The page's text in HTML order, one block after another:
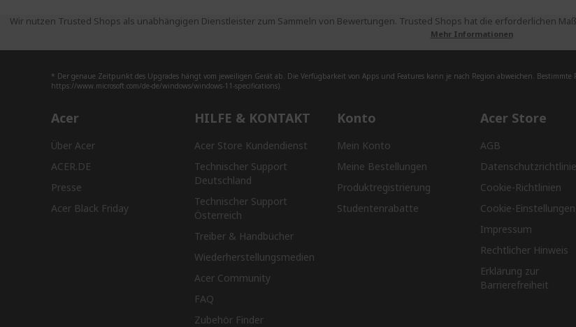
Wir nutzen Trusted Shops als unabhängigen Dienstleister zum Sammeln von Bewertungen. Trusted Shops hat die erforderlichen
Mehr Informationen
* Der genaue Zeitpunkt des Upgrades hängt vom jeweiligen Gerät ab. Die Verfügbarkeit von Apps und Features kann je nach Region abweichen. Bestimmte
https://www.microsoft.com/de-de/windows/windows-11-specifications).
Acer
Über Acer
ACER.DE
Presse
Acer Black Friday
HILFE & KONTAKT
Acer Store Kundendienst
Technischer Support
Deutschland
Technischer Support
Österreich
Treiber & Handbücher
Wiederherstellungsmedien
Acer Community
FAQ
Zubehör Finder
Konto
Mein Konto
Meine Bestellungen
Produktregistrierung
Studentenrabatte
Acer Store
AGB
Datenschutzrichtlinie
Cookie-Richtlinien
Cookie-Einstellungen
Impressum
Rechtlicher Hinweis
Erklärung zur
Barrierefreiheit